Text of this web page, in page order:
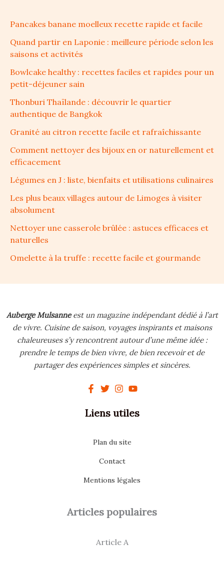
Pancakes banane moelleux recette rapide et facile
Quand partir en Laponie : meilleure période selon les
saisons et activités
Bowlcake healthy : recettes faciles et rapides pour un
petit-déjeuner sain
Thonburi Thaïlande : découvrir le quartier
authentique de Bangkok
Granité au citron recette facile et rafraîchissante
Comment nettoyer des bijoux en or naturellement et
efficacement
Légumes en J : liste, bienfaits et utilisations culinaires
Les plus beaux villages autour de Limoges à visiter
absolument
Nettoyer une casserole brûlée : astuces efficaces et
naturelles
Omelette à la truffe : recette facile et gourmande
Auberge Mulsanneest un magazine indépendant dédié à l’art
de vivre. Cuisine de saison, voyages inspirants et maisons
chaleureuses s’y rencontrent autour d’une même idée :
prendre le temps de bien vivre, de bien recevoir et de
partager des expériences simples et sincères.
Liens utiles
Plan du site
Contact
Mentions légales
Articles populaires
Article A